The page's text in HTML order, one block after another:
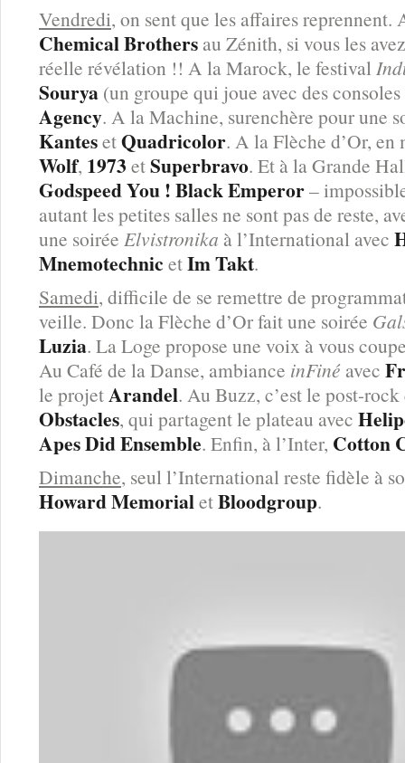
Vendredi, on sent que les affaires reprennent.
Chemical Brothers au Zénith, si vous les
réelle révélation !! A la Marock, le festival
Sourya (un groupe qui joue avec des
Agency. A la Machine, surenchère pour une
KantesetQuadricolor. A la Flèche d’Or, en
Wolf, 1973 etSuperbravo. Et à la Grande
Godspeed You ! Black Emperor–
autant les petites salles ne sont pas de reste,
une soirée Elvistronika à l’International avec
Mnemotechnic etIm Takt.
Samedi, difficile de se remettre de
veille. Donc la Flèche d’Or fait une soirée
Luzia. La Loge propose une voix à vous
Au Café de la Danse, ambiance inFiné avec
le projetArandel. Au Buzz, c’est le post-
Obstacles, qui partagent le plateau avec
Apes Did Ensemble. Enfin, à l’Inter, Cotton
Dimanche, seul l’International reste fidèle à
Howard MemorialetBloodgroup.